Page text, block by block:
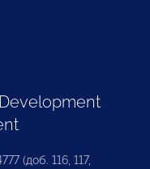
(доб. 116, 117,